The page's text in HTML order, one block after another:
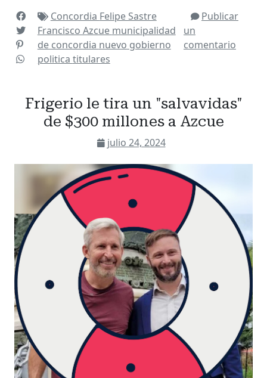
Concordia Felipe Sastre
Francisco Azcue municipalidad
de concordia nuevo gobierno
politica titulares
Publicar
un
comentario
Frigerio le tira un "salvavidas"
de $300 millones a Azcue
julio 24, 2024